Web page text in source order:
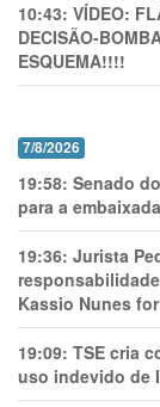
10:43: VÍDEO:
DECISÃO-
ESQUEMA!!!!
7/8/2026
19:58: Senado
para a
19:36: Jurista
Kassio Nunes
19:09: TSE cria
uso indevido de